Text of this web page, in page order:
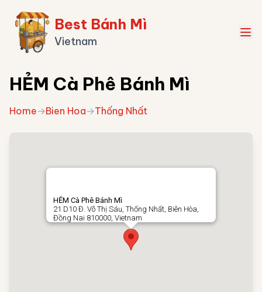
Best Bánh Mì
Vietnam
HẺM Cà Phê Bánh Mì
Home→Bien Hoa→Thống Nhất
HẺM Cà Phê Bánh Mì
21 D10 Đ. Võ Thị Sáu, Thống Nhất, Biên Hòa,
Đồng Nai 810000, Vietnam